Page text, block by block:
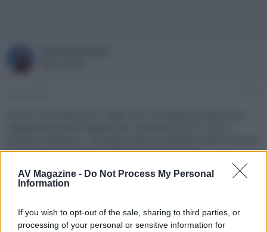
AV Magazine - Do Not Process My Personal
Information
If you wish to opt-out of the sale, sharing to third parties, or
processing of your personal or sensitive information for
l' immagine risulta quasi nascosta sotto il menù
pieromasetti57
25 Maggio 2026